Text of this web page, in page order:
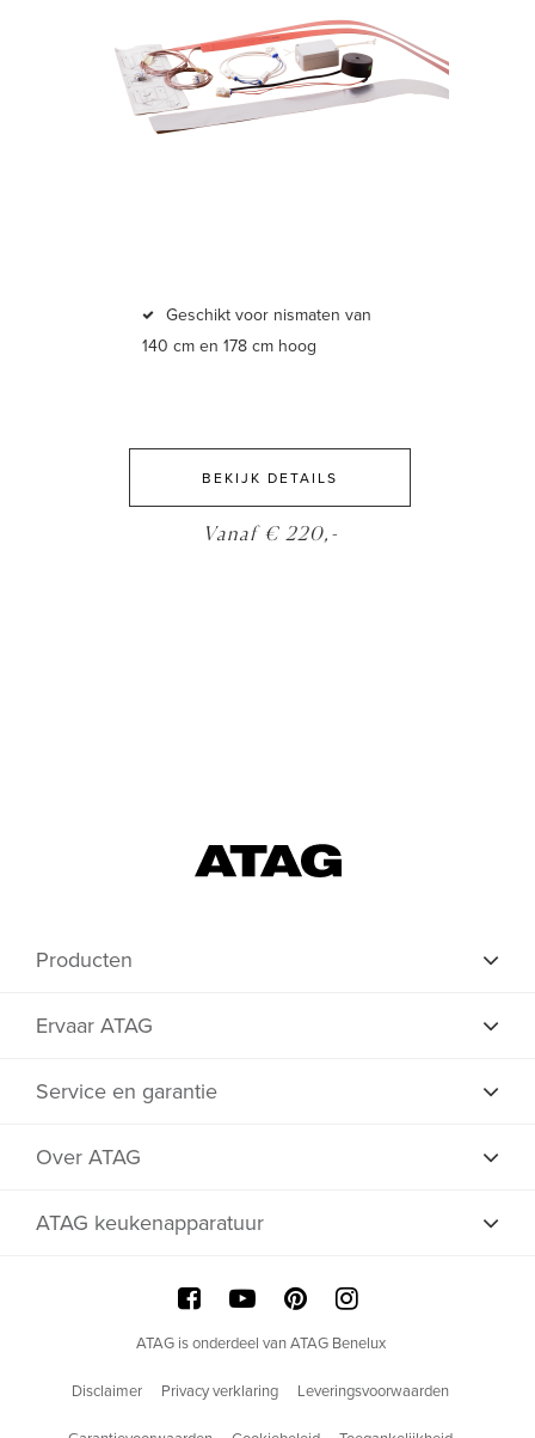
Geschikt voor nismaten van
140 cm en 178 cm hoog
BEKIJK DETAILS
Vanaf € 220,-
Producten
Ervaar ATAG
Service en garantie
Over ATAG
ATAG keukenapparatuur
ATAG is onderdeel van ATAG Benelux
Disclaimer Privacy verklaring Leveringsvoorwaarden